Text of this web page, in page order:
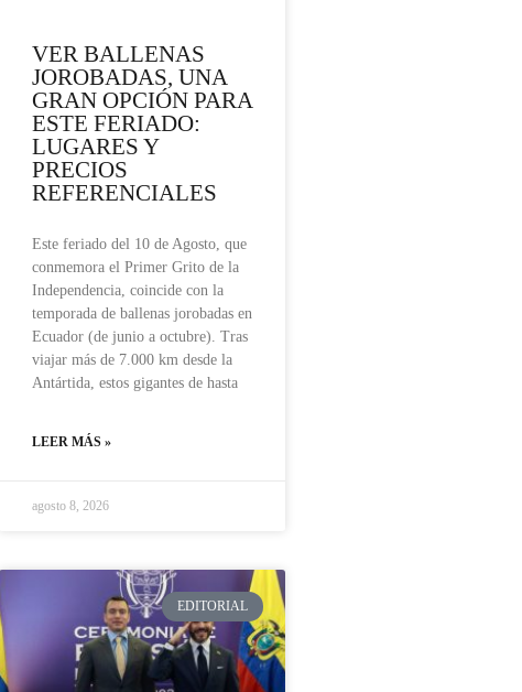
VER BALLENAS
JOROBADAS, UNA
GRAN OPCIÓN PARA
ESTE FERIADO:
LUGARES Y
PRECIOS
REFERENCIALES
Este feriado del 10 de Agosto, que
conmemora el Primer Grito de la
Independencia, coincide con la
temporada de ballenas jorobadas en
Ecuador (de junio a octubre). Tras
viajar más de 7.000 km desde la
Antártida, estos gigantes de hasta
LEER MÁS »
agosto 8, 2026
EDITORIAL